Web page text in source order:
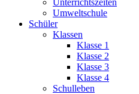
Unterrichtszeiten
Umweltschule
Schüler
Klassen
Klasse 1
Klasse 2
Klasse 3
Klasse 4
Schulleben